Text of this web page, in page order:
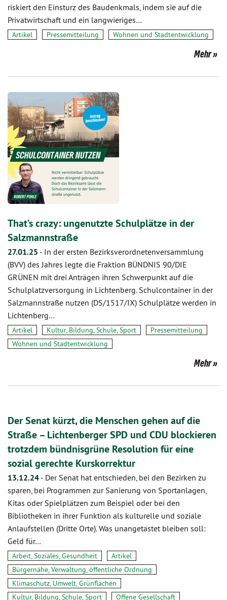
riskiert den Einsturz des Baudenkmals, indem sie auf die
Privatwirtschaft und ein langwieriges…
Artikel Pressemitteilung Wohnen und Stadtentwicklung
Mehr
That’s crazy: ungenutzte Schulplätze in der
Salzmannstraße
27.01.25 - In der ersten Bezirksverordnetenversammlung
(BVV) des Jahres legte die Fraktion BÜNDNIS 90/DIE
GRÜNEN mit drei Anträgen ihren Schwerpunkt auf die
Schulplatzversorgung in Lichtenberg. Schulcontainer in der
Salzmannstraße nutzen (DS/1517/IX) Schulplätze werden in
Lichtenberg…
Artikel Kultur, Bildung, Schule, Sport
Pressemitteilung
Wohnen und Stadtentwicklung
Mehr
Der Senat kürzt, die Menschen gehen auf die
Straße – Lichtenberger SPD und CDU blockieren
trotzdem bündnisgrüne Resolution für eine
sozial gerechte Kurskorrektur
13.12.24 - Der Senat hat entschieden, bei den Bezirken zu
sparen, bei Programmen zur Sanierung von Sportanlagen,
Kitas oder Spielplätzen zum Beispiel oder bei den
Bibliotheken in ihrer Funktion als kulturelle und soziale
Anlaufstellen (Dritte Orte). Was unangetastet bleiben soll:
Geld für…
Arbeit, Soziales, Gesundheit
Artikel
Bürgernähe, Verwaltung, öffentliche Ordnung
Klimaschutz, Umwelt, Grünflächen
Kultur, Bildung, Schule, Sport
Offene Gesellschaft